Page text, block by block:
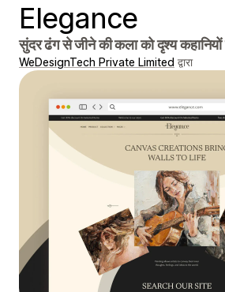
Elegance
सुंदर ढंग से जीने की कला को दृश्य
WeDesignTech Private Limited द्वारा